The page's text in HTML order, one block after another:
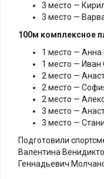
3 место —
3 место —
100м комплексное
1 место —
1 место — Иван
2 место —
2 место —
2 место —
3 место —
3 место —
Подготовили
Валентина
Геннадьевич